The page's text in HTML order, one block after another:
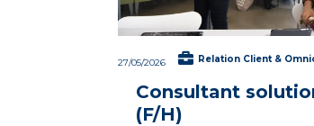
27/05/2026 Relation Client &
Consultant
(F/H)